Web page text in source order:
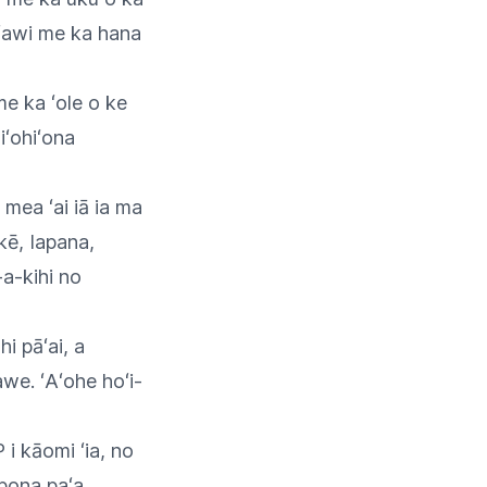
me ka hana
ka ʻole o ke
ʻai iā ia ma
Iapana,
a-kihi no
pāʻai, a
ʻAʻohe hoʻi-
i kāomi ʻia, no